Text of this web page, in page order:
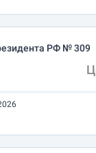
РФ № 309